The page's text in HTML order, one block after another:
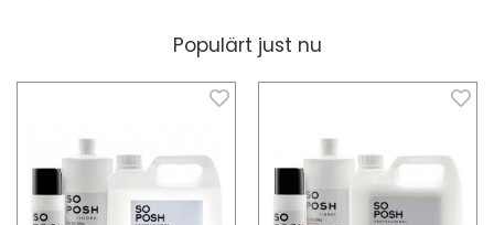
Populärt just nu